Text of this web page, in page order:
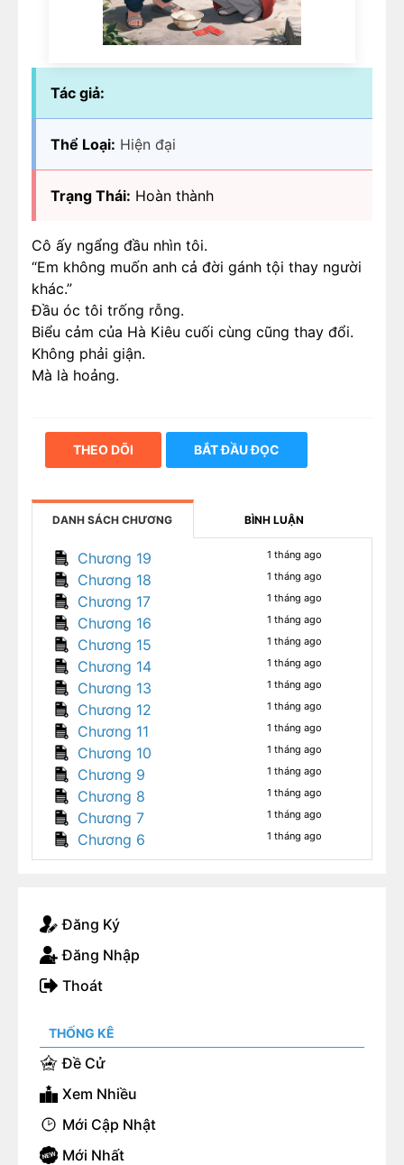
Tác giả:
Thể Loại: Hiện đại
Trạng Thái: Hoàn thành
Cô ấy ngẩng đầu nhìn tôi.
“Em không muốn anh cả đời gánh tội thay người
khác.”
Đầu óc tôi trống rỗng.
Biểu cảm của Hà Kiêu cuối cùng cũng thay đổi.
Không phải giận.
Mà là hoảng.
THEO DÕI BẮT ĐẦU ĐỌC
DANH SÁCH CHƯƠNG BÌNH LUẬN
Chương 19 1 tháng ago
Chương 18 1 tháng ago
Chương 17 1 tháng ago
Chương 16 1 tháng ago
Chương 15 1 tháng ago
Chương 14 1 tháng ago
Chương 13 1 tháng ago
Chương 12 1 tháng ago
Chương 11 1 tháng ago
Chương 10 1 tháng ago
Chương 9 1 tháng ago
Chương 8 1 tháng ago
Chương 7 1 tháng ago
Chương 6 1 tháng ago
Đăng Ký
Đăng Nhập
Thoát
THỐNG KÊ
Đề Cử
Xem Nhiều
Mới Cập Nhật
Mới Nhất